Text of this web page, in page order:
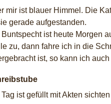
mir ist blauer Himmel. Die
gerade aufgestanden.
Buntspecht ist heute Morgen
zu, dann fahre ich in die
ist, so kann ich
Tag ist gefüllt mit Akten